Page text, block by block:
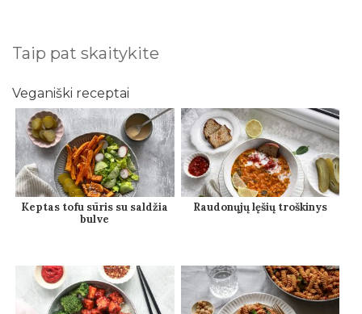
Taip pat skaitykite
Veganiški receptai
Keptas tofu sūris su saldžia
bulve
Raudonųjų lęšių troškinys